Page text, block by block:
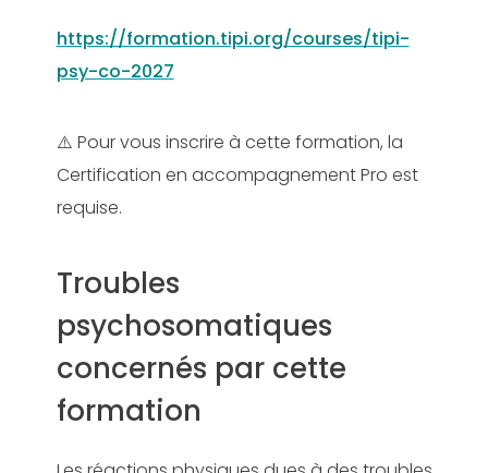
https://formation.tipi.org/courses/tipi-
psy-co-2027
⚠️ Pour vous inscrire à cette formation, la
Certification en accompagnement Pro est
requise.
Troubles
psychosomatiques
concernés par cette
formation